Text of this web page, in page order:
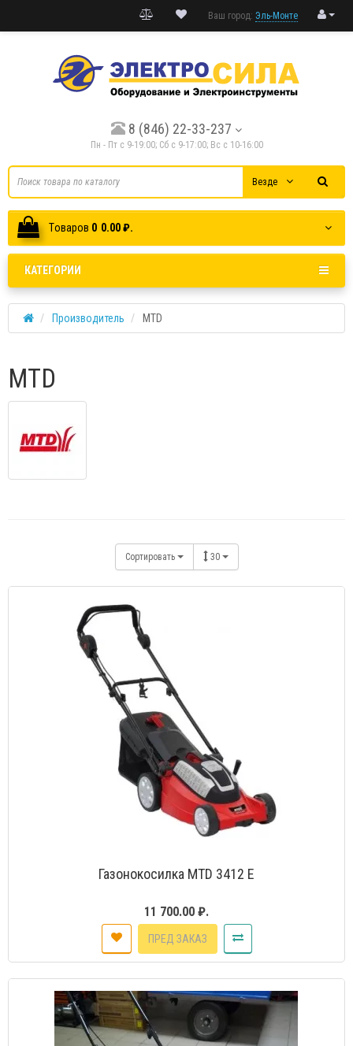
Ваш город: Эль-Монте
8 (846) 22-33-237
Пн - Пт с 9-19:00; Cб с 9-17:00; Вс с 10-16:00
Везде
Tоваров 0 0.00 ₽.
КАТЕГОРИИ
Производитель MTD
MTD
Сортировать 30
Газонокосилка MTD 3412 E
11 700.00 ₽.
ПРЕД ЗАКАЗ